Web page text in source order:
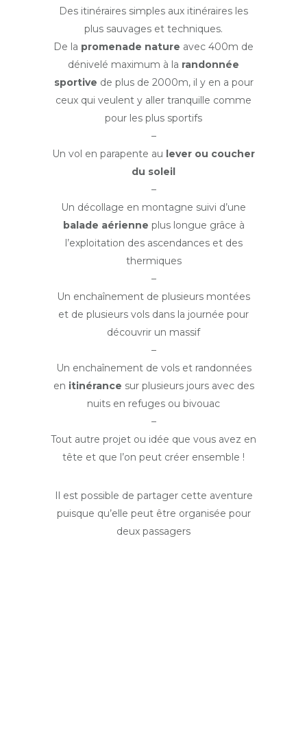
Des itinéraires simples aux itinéraires les
plus sauvages et techniques.
De la promenade nature avec 400m de
dénivelé maximum à la randonnée
sportive de plus de 2000m, il y en a pour
ceux qui veulent y aller tranquille comme
pour les plus sportifs
–
Un vol en parapente au lever ou coucher
du soleil
–
Un décollage en montagne suivi d’une
balade aérienne plus longue grâce à
l’exploitation des ascendances et des
thermiques
–
Un enchaînement de plusieurs montées
et de plusieurs vols dans la journée pour
découvrir un massif
–
Un enchaînement de vols et randonnées
en itinérance sur plusieurs jours avec des
nuits en refuges ou bivouac
–
Tout autre projet ou idée que vous avez en
tête et que l’on peut créer ensemble !
Il est possible de partager cette aventure
puisque qu’elle peut être organisée pour
deux passagers